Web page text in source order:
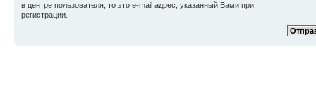
в центре пользователя, то это e-mail адрес, указанный Вами при
регистрации.